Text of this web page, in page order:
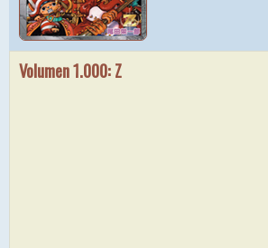
Volumen 1.000: Z